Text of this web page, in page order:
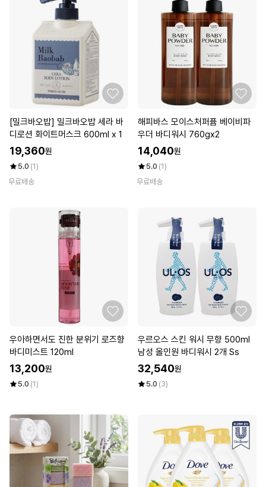
[밀크바오밥] 밀크바오밥 세라 바
디로션 화이트머스크 600ml x 1
19,360원
5.0 (1)
무료배송
해피바스 모이스처퍼퓸 베이비파
우더 바디워시 760gx2
14,040원
5.0 (1)
무료배송
우아하면서도 진한 분위기 로즈향
바디미스트 120ml
13,200원
5.0 (1)
우르오스 스킨 워시 무향 500ml
남성 올인원 바디워시 2개 Ss
32,540원
5.0 (3)